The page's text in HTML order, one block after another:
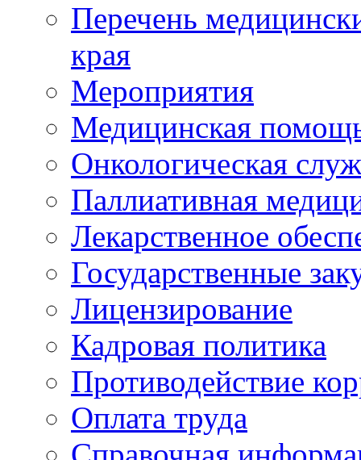
Перечень
края
Мероприятия
Медицинская
Онкологическая
Паллиативная
Лекарственное
Государственные
Лицензирование
Кадровая политика
Противодействие
Оплата труда